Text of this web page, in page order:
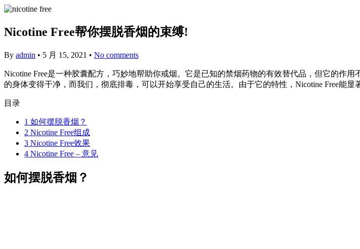
Nicotine Free帮你摆脱香烟的束缚!
By admin • 5 月 15, 2021 • No comments
Nicotine Free是一种胶囊配方，巧妙地帮助你戒烟。它是已知的禁烟药物的有效替代品，但它的作
的身体变得干净，而我们，彻底排毒，可以开始享受自己的生活。由于它的特性，Nicotine Free能显
目录
1 如何摆脱香烟？
2 Nicotine Free组成
3 Nicotine Free效果
4 Nicotine Free – 意见
如何摆脱香烟？